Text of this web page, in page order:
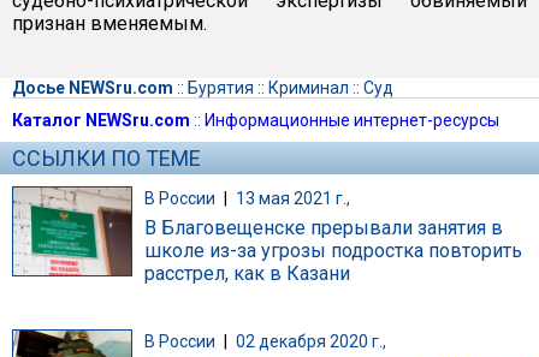
признан вменяемым.
Досье NEWSru.com :: Бурятия :: Криминал :: Суд
Каталог NEWSru.com :: Информационные интернет-ресурсы
ССЫЛКИ ПО ТЕМЕ
В России | 13 мая 2021 г.,
В Благовещенске прерывали занятия в
школе из-за угрозы подростка повторить
расстрел, как в Казани
В России 02 декабря 2020 г.,